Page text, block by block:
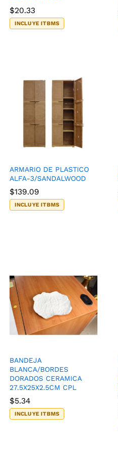
$20.33
INCLUYE ITBMS
$20.33
ARMARIO DE PLASTICO
ALFA-3/SANDALWOOD
$139.09
INCLUYE ITBMS
$139.09
BANDEJA
BLANCA/BORDES
DORADOS CERAMICA
27.5X25X2.5CM CPL
$5.34
INCLUYE ITBMS
$5.34